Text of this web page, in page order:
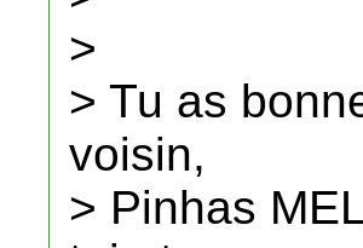
>
> Tu as
voisin,
> Pinhas